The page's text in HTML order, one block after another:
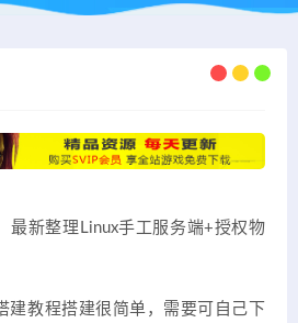
最新整理Linux手工服务端+授权物
建教程搭建很简单，需要可自己下